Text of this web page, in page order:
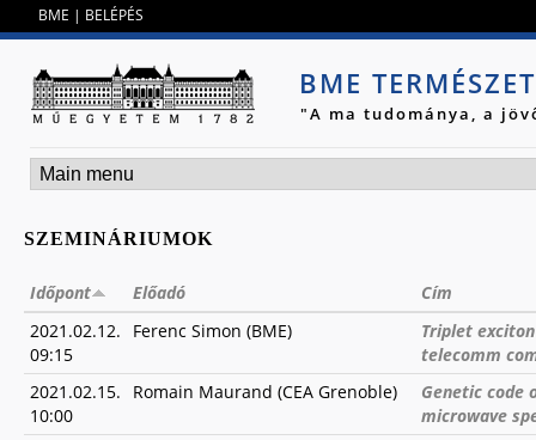
BME | BELÉPÉS
BME
"A ma tudománya, a
SZEMINÁRIUMOK
Időpont Előadó
Cím
2021.02.12.
09:15
Ferenc Simon (BME)
Triplet
telecomm
2021.02.15.
10:00
Romain Maurand (CEA Grenoble)
Genetic code
microwave